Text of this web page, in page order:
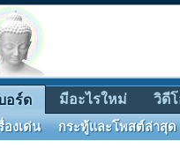
อร์ด
องเด่น กระทู้และโพสต์ล่าสุด
มีอะไรใหม่ วิดี